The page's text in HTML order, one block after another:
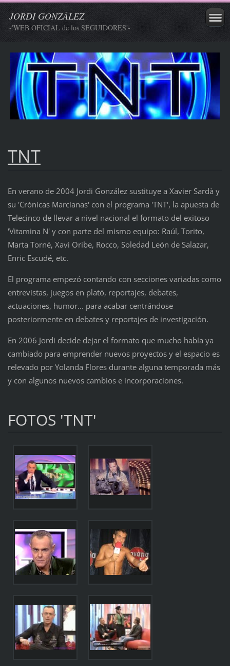
JORDI GONZÁLEZ
-'WEB OFICIAL de los SEGUIDORES'-
TNT
En verano de 2004 Jordi González sustituye a Xavier Sardà y
su 'Crónicas Marcianas' con el programa 'TNT', la apuesta de
Telecinco de llevar a nivel nacional el formato del exitoso
'Vitamina N' y con parte del mismo equipo: Raúl, Torito,
Marta Torné, Xavi Oribe, Rocco, Soledad León de Salazar,
Enric Escudé, etc.
El programa empezó contando con secciones variadas como
entrevistas, juegos en plató, reportajes, debates,
actuaciones, humor... para acabar centrándose
posteriormente en debates y reportajes de investigación.
En 2006 Jordi decide dejar el formato que mucho había ya
cambiado para emprender nuevos proyectos y el espacio es
relevado por Yolanda Flores durante alguna temporada más
y con algunos nuevos cambios e incorporaciones.
FOTOS 'TNT'